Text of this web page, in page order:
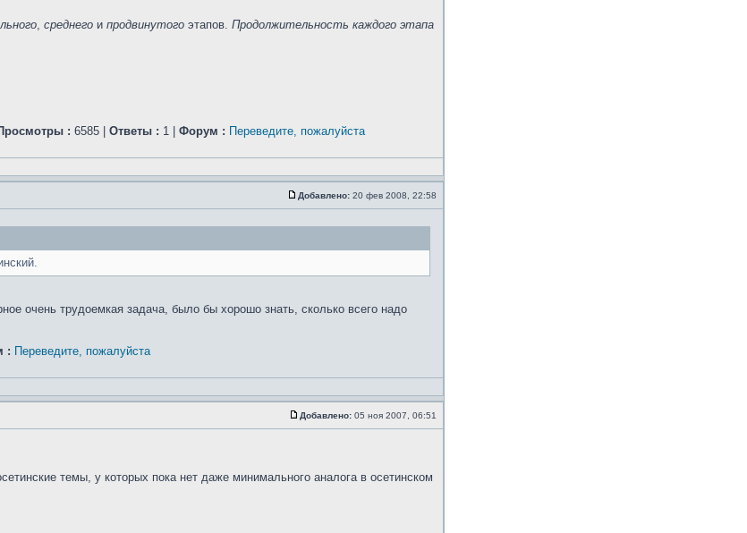
, среднего и продвинутого этапов. Продолжительность каждого этапа
: 6585 | Ответы : 1 | Форум : Переведите, пожалуйста
Добавлено: 20 фев 2008, 22:58
очень трудоемкая задача, было бы хорошо знать, сколько всего надо
: Переведите, пожалуйста
Добавлено: 05 ноя 2007, 06:51
темы, у которых пока нет даже минимального аналога в осетинском